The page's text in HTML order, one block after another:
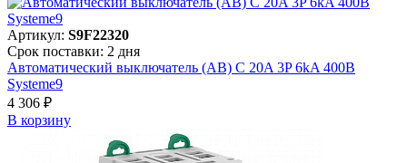
Артикул: S9F22320
Срок поставки: 2 дня
Автоматический выключатель (АВ) C 20A 3P 6kA 400В
Systeme9
4 306 ₽
В корзинy